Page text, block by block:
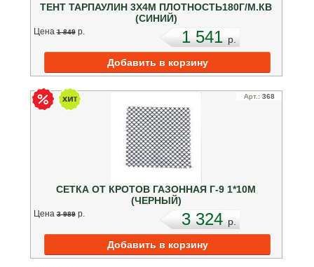
ТЕНТ ТАРПАУЛИН 3Х4М ПЛОТНОСТЬ180Г/М.КВ
(СИНИЙ)
Цена 1 849 p. 1 541p.
Арт.: 368
СЕТКА ОТ КРОТОВ ГАЗОННАЯ Г-9 1*10М
(ЧЕРНЫЙ)
Цена 3 989 p. 3 324p.